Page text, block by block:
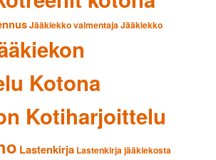
Jääkiekko valmentajaJääkiekko
Kotona
Kotiharjoittelu
Lastenkirja Lastenkirja jääkiekosta